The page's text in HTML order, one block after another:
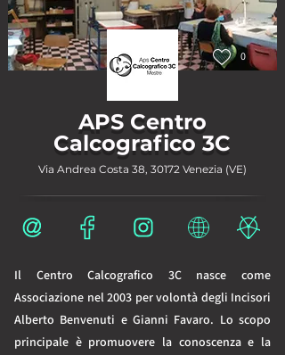
0
APS Centro
Calcografico 3C
Via Andrea Costa 38, 30172 Venezia (VE)
Il Centro Calcografico 3C nasce come
Associazione nel 2003 per volontà degli Incisori
Alberto Benvenuti e Gianni Favaro. Lo scopo
principale è promuovere la conoscenza e la